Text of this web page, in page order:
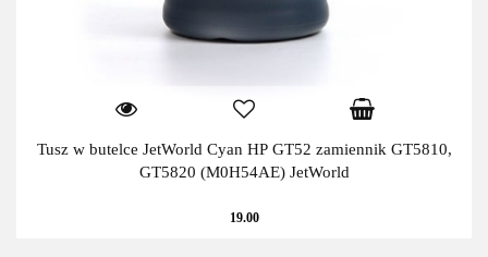
Tusz w butelce JetWorld Cyan HP GT52 zamiennik GT5810,
GT5820 (M0H54AE) JetWorld
19.00